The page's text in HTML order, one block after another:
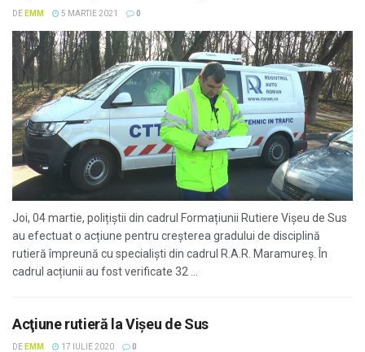
DE EMM 5 MARTIE 2021 0
Joi, 04 martie, polițiștii din cadrul Formațiunii Rutiere Vișeu de Sus
au efectuat o acțiune pentru creșterea gradului de disciplină
rutieră împreună cu specialiști din cadrul R.A.R. Maramureș. În
cadrul acțiunii au fost verificate 32 ...
Acţiune rutieră la Vișeu de Sus
DE EMM 17 IULIE 2020 0